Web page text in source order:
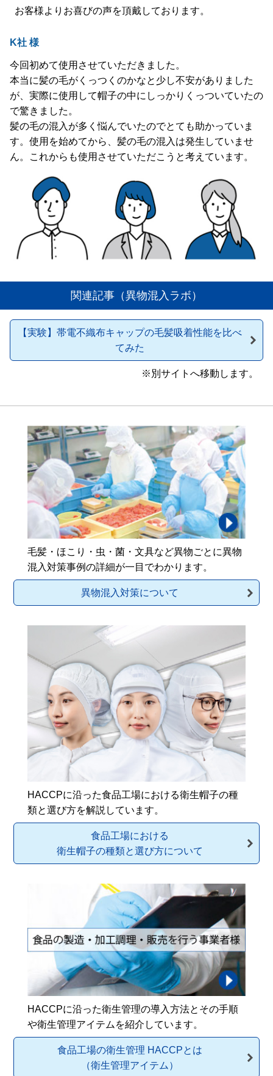
お客様よりお喜びの声を頂戴しております。
K社 様
今回初めて使用させていただきました。
本当に髪の毛がくっつくのかなと少し不安がありました
が、実際に使用して帽子の中にしっかりくっついていたの
で驚きました。
髪の毛の混入が多く悩んでいたのでとても助かっていま
す。使用を始めてから、髪の毛の混入は発生していませ
ん。これからも使用させていただこうと考えています。
関連記事（異物混入ラボ）
【実験】帯電不織布キャップの毛髪吸着性能を比べ
てみた
※別サイトへ移動します。
毛髪・ほこり・虫・菌・文具など異物ごとに異物
混入対策事例の詳細が一目でわかります。
異物混入対策について
HACCPに沿った食品工場における衛生帽子の種
類と選び方を解説しています。
食品工場における
衛生帽子の種類と選び方について
HACCPに沿った衛生管理の導入方法とその手順
や衛生管理アイテムを紹介しています。
食品工場の衛生管理 HACCPとは
（衛生管理アイテム）